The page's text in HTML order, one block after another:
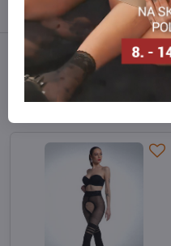
Diskuse 0
FacebookTwitterBluesky
Alternativní